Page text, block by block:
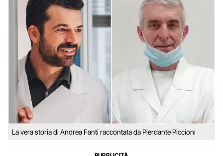
La vera storia di Andrea Fanti raccontata da Pierdante Piccioni